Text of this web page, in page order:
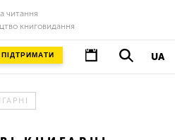
читання
книговидання
UA
ПІДТРИМАТИ